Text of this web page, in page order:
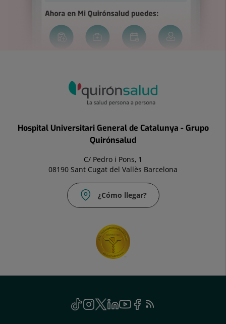
Hospital Universitari General de Catalunya - Grupo
Quirónsalud
C/ Pedro i Pons, 1
08190 Sant Cugat del Vallès Barcelona
¿Cómo llegar?
TikTok
Este
enlace
Instagram
Este
enlace
Twitter
Este
enlace
Linkedin
EsteYoutube
Este
enlace
Facebook
Este
enlace
Feed
Este